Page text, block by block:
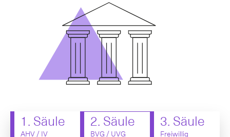
1. Säule
AHV / IV
2. Säule
BVG / UVG
3. Säule
Freiwillig